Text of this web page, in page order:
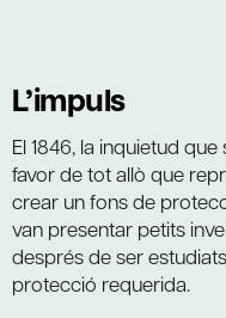
L’impuls
El 1846, la inquietud
favor de tot allò que
crear un fons de
van presentar petits
després de ser
protecció requerida.